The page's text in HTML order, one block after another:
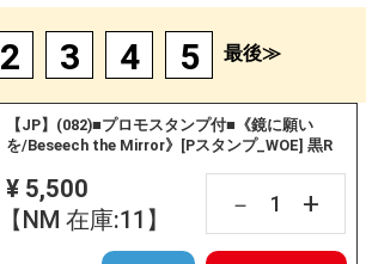
2 3 4 5 最後≫
【JP】(082)■プロモスタンプ付■《鏡に願い
を/Beseech the Mirror》[Pスタンプ_WOE] 黒R
¥ 5,500
【NM 在庫:11】
－ +